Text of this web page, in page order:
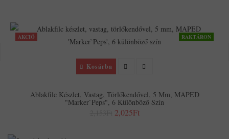
AKCIÓ RAKTÁRON
Kosárba
Ablakfilc Készlet, Vastag, Törlőkendővel, 5 Mm, MAPED
"Marker`Peps", 6 Különböző Szín
2,025Ft